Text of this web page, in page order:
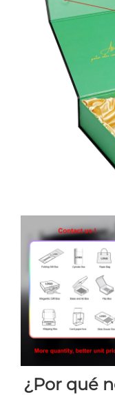
¿Por qué